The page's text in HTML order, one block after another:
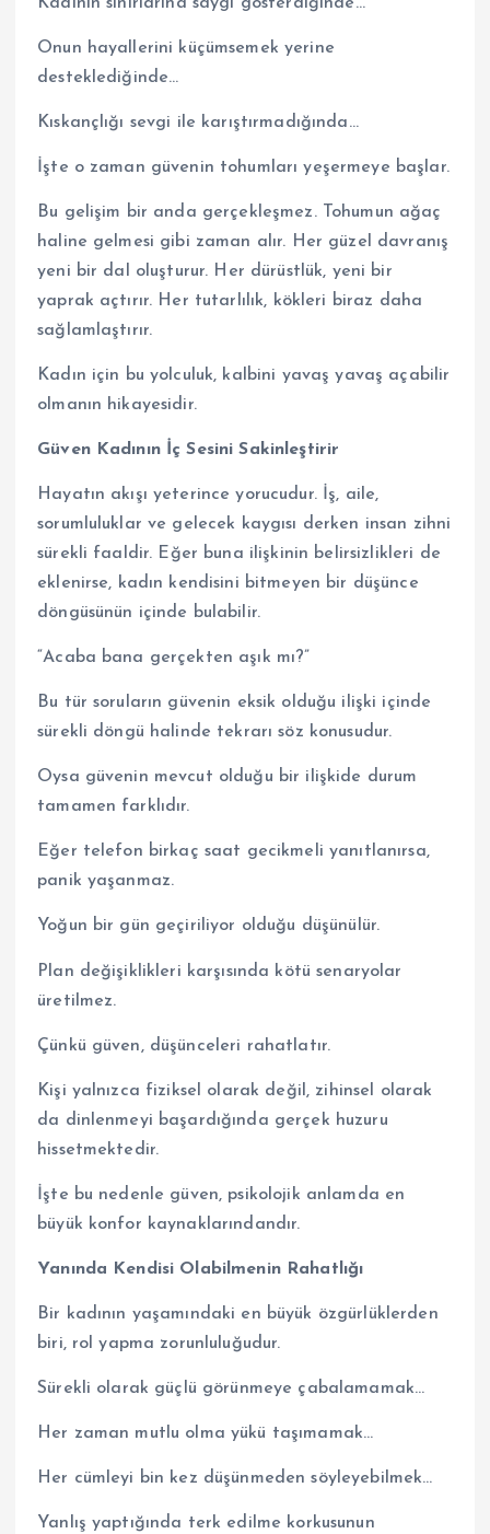
Onun hayallerini küçümsemek yerine
desteklediğinde…
Kıskançlığı sevgi ile karıştırmadığında…
İşte o zaman güvenin tohumları yeşermeye başlar.
Bu gelişim bir anda gerçekleşmez. Tohumun ağaç
haline gelmesi gibi zaman alır. Her güzel davranış
yeni bir dal oluşturur. Her dürüstlük, yeni bir
yaprak açtırır. Her tutarlılık, kökleri biraz daha
sağlamlaştırır.
Kadın için bu yolculuk, kalbini yavaş yavaş açabilir
olmanın hikayesidir.
Güven Kadının İç Sesini Sakinleştirir
Hayatın akışı yeterince yorucudur. İş, aile,
sorumluluklar ve gelecek kaygısı derken insan zihni
sürekli faaldir. Eğer buna ilişkinin belirsizlikleri de
eklenirse, kadın kendisini bitmeyen bir düşünce
döngüsünün içinde bulabilir.
“Acaba bana gerçekten aşık mı?”
Bu tür soruların güvenin eksik olduğu ilişki içinde
sürekli döngü halinde tekrarı söz konusudur.
Oysa güvenin mevcut olduğu bir ilişkide durum
tamamen farklıdır.
Eğer telefon birkaç saat gecikmeli yanıtlanırsa,
panik yaşanmaz.
Yoğun bir gün geçiriliyor olduğu düşünülür.
Plan değişiklikleri karşısında kötü senaryolar
üretilmez.
Çünkü güven, düşünceleri rahatlatır.
Kişi yalnızca fiziksel olarak değil, zihinsel olarak
da dinlenmeyi başardığında gerçek huzuru
hissetmektedir.
İşte bu nedenle güven, psikolojik anlamda en
büyük konfor kaynaklarındandır.
Yanında Kendisi Olabilmenin Rahatlığı
Bir kadının yaşamındaki en büyük özgürlüklerden
biri, rol yapma zorunluluğudur.
Sürekli olarak güçlü görünmeye çabalamamak…
Her zaman mutlu olma yükü taşımamak…
Her cümleyi bin kez düşünmeden söyleyebilmek…
Yanlış yaptığında terk edilme korkusunun